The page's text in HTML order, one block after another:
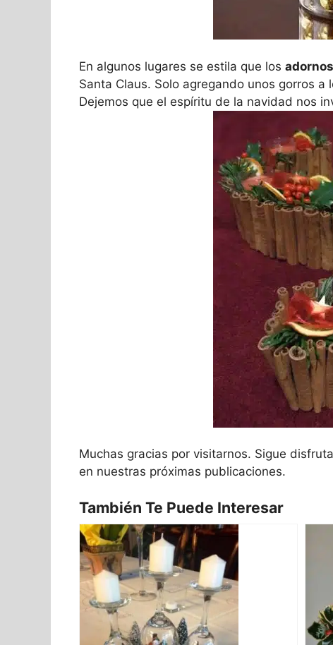
En algunos lugares se estila que los
Santa Claus. Solo agregando unos gorros
Dejemos que el espíritu de la navidad nos
Muchas gracias por visitarnos. Sigue
en nuestras próximas publicaciones.
También Te Puede Interesar